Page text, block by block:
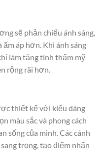
sẽ phản chiếu ánh sáng,
ấm áp hơn. Khi ánh sáng
làm tăng tính thẩm mỹ
rộng rãi hơn.
thiết kế với kiểu dáng
màu sắc và phong cách
sống của mình. Các cánh
trọng, tạo điểm nhấn